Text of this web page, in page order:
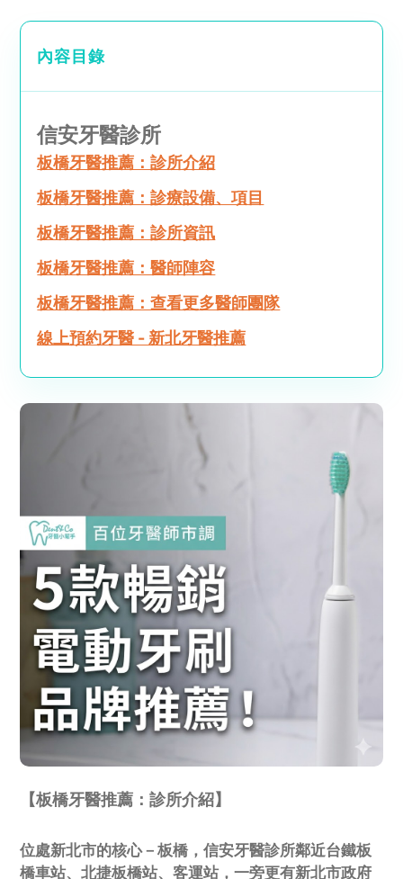
內容目錄
信安牙醫診所
板橋牙醫推薦：診所介紹
板橋牙醫推薦：診療設備、項目
板橋牙醫推薦：診所資訊
板橋牙醫推薦：醫師陣容
板橋牙醫推薦：查看更多醫師團隊
線上預約牙醫 - 新北牙醫推薦
【板橋牙醫推薦：診所介紹】
位處新北市的核心－板橋，信安牙醫診所鄰近台鐵板
橋車站、北捷板橋站、客運站，一旁更有新北市政府